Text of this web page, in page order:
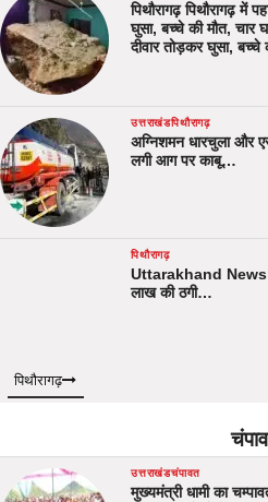
पिथौरागढ़ पिथौरागढ़ में
घुसा, बच्चे की मौत, चार
दीवार तोड़कर घुसा, बच्चे
उत्तराखंडपिथौरागढ़
अग्निशमन धारचुला और
लगी आग पर काबू…
पिथौरागढ़
Uttarakhand News:
लाख की ठगी…
पिथौरागढ़
उत्तराखंडचंपावत
मुख्यमंत्री धामी का